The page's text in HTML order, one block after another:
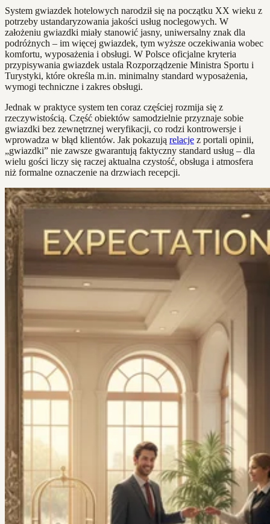
System gwiazdek hotelowych narodził się na początku XX wieku z
potrzeby ustandaryzowania jakości usług noclegowych. W
założeniu gwiazdki miały stanowić jasny, uniwersalny znak dla
podróżnych – im więcej gwiazdek, tym wyższe oczekiwania wobec
komfortu, wyposażenia i obsługi. W Polsce oficjalne kryteria
przypisywania gwiazdek ustala Rozporządzenie Ministra Sportu i
Turystyki, które określa m.in. minimalny standard wyposażenia,
wymogi techniczne i zakres obsługi.
Jednak w praktyce system ten coraz częściej rozmija się z
rzeczywistością. Część obiektów samodzielnie przyznaje sobie
gwiazdki bez zewnętrznej weryfikacji, co rodzi kontrowersje i
wprowadza w błąd klientów. Jak pokazują relacje z portali opinii,
„gwiazdki” nie zawsze gwarantują faktyczny standard usług – dla
wielu gości liczy się raczej aktualna czystość, obsługa i atmosfera
niż formalne oznaczenie na drzwiach recepcji.